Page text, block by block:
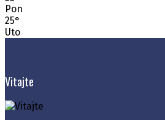
Pon
25°
Uto
Vitajte